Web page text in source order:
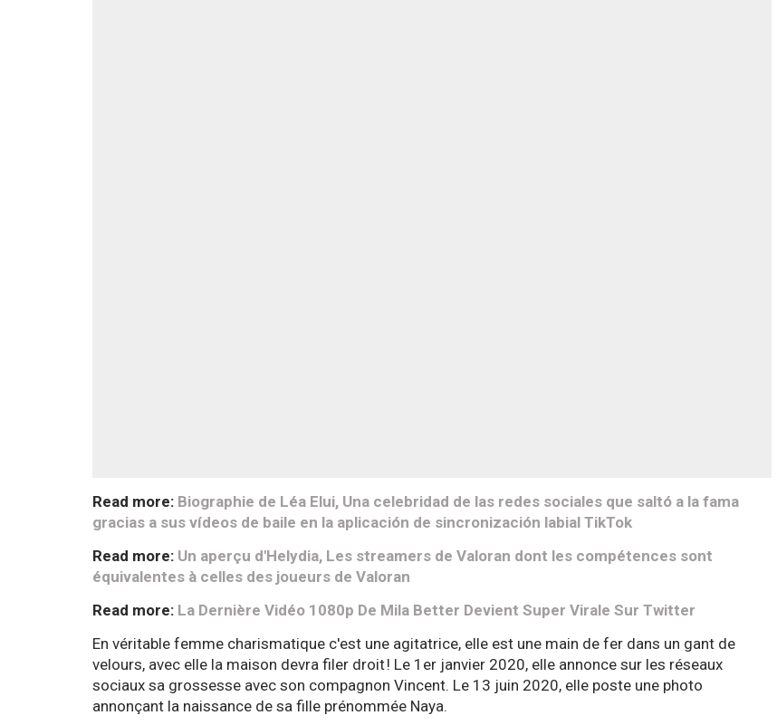
Read more: Biographie de Léa Elui, Una celebridad de las redes sociales que saltó a la fama
gracias a sus vídeos de baile en la aplicación de sincronización labial TikTok
Read more: Un aperçu d'Helydia, Les streamers de Valoran dont les compétences sont
équivalentes à celles des joueurs de Valoran
Read more: La Dernière Vidéo 1080p De Mila Better Devient Super Virale Sur Twitter
En véritable femme charismatique c'est une agitatrice, elle est une main de fer dans un gant de
velours, avec elle la maison devra filer droit ! Le 1er janvier 2020, elle annonce sur les réseaux
sociaux sa grossesse avec son compagnon Vincent. Le 13 juin 2020, elle poste une photo
annonçant la naissance de sa fille prénommée Naya.